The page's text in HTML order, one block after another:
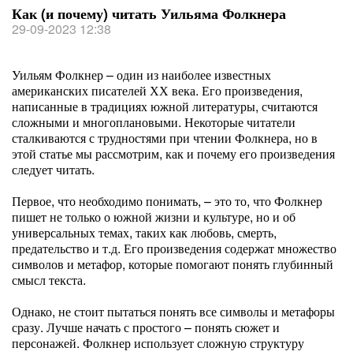
Как (и почему) читать Уильяма Фолкнера
29-09-2023 12:38
Уильям Фолкнер – один из наиболее известных
американских писателей ХХ века. Его произведения,
написанные в традициях южной литературы, считаются
сложными и многоплановыми. Некоторые читатели
сталкиваются с трудностями при чтении Фолкнера, но в
этой статье мы рассмотрим, как и почему его произведения
следует читать.
Первое, что необходимо понимать, – это то, что Фолкнер
пишет не только о южной жизни и культуре, но и об
универсальных темах, таких как любовь, смерть,
предательство и т.д. Его произведения содержат множество
символов и метафор, которые помогают понять глубинный
смысл текста.
Однако, не стоит пытаться понять все символы и метафоры
сразу. Лучше начать с простого – понять сюжет и
персонажей. Фолкнер использует сложную структуру